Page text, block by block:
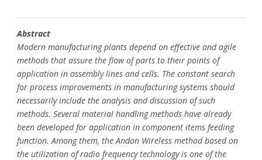
Abstract
Modern manufacturing plants depend on effective and agile
methods that assure the flow of parts to their points of
application in assembly lines and cells. The constant search
for process improvements in manufacturing systems should
necessarily include the analysis and discussion of such
methods. Several material handling methods have already
been developed for application in component items feeding
function. Among them, the Andon Wireless method based on
the utilization of radio frequency technology is one of the